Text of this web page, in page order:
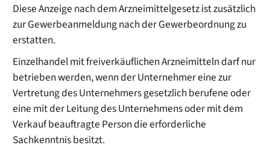
Diese Anzeige nach dem Arzneimittelgesetz ist zusätzlich
zur Gewerbeanmeldung nach der Gewerbeordnung zu
erstatten.
Einzelhandel mit freiverkäuflichen Arzneimitteln darf nur
betrieben werden, wenn der Unternehmer eine zur
Vertretung des Unternehmers gesetzlich berufene oder
eine mit der Leitung des Unternehmens oder mit dem
Verkauf beauftragte Person die erforderliche
Sachkenntnis besitzt.